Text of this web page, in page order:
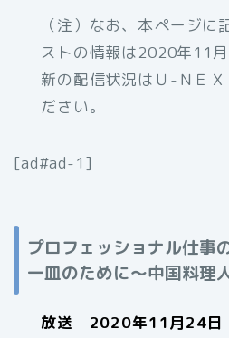
（注）なお、本ページに
ストの情報は2020年11
新の配信状況はＵ-ＮＥ
ださい。
[ad#ad-1]
プロフェッショナル仕事
一皿のために～中国料理
放送 2020年11月24日